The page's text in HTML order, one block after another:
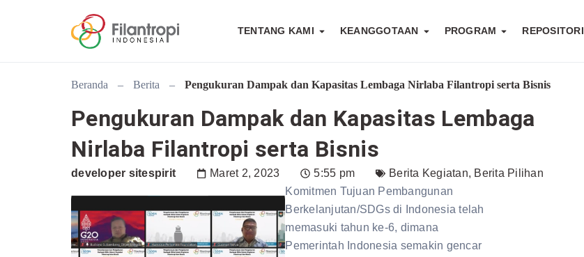
TENTANG KAMI KEANGGOTAAN PROGRAM REPOSITORI
Beranda – Berita – Pengukuran Dampak dan Kapasitas Lembaga Nirlaba Filantropi serta Bisnis
Pengukuran Dampak dan Kapasitas Lembaga
Nirlaba Filantropi serta Bisnis
developer sitespirit Maret 2, 2023 5:55 pm Berita Kegiatan, Berita Pilihan
Komitmen Tujuan Pembangunan
Berkelanjutan/SDGs di Indonesia telah
memasuki tahun ke-6, dimana
Pemerintah Indonesia semakin gencar